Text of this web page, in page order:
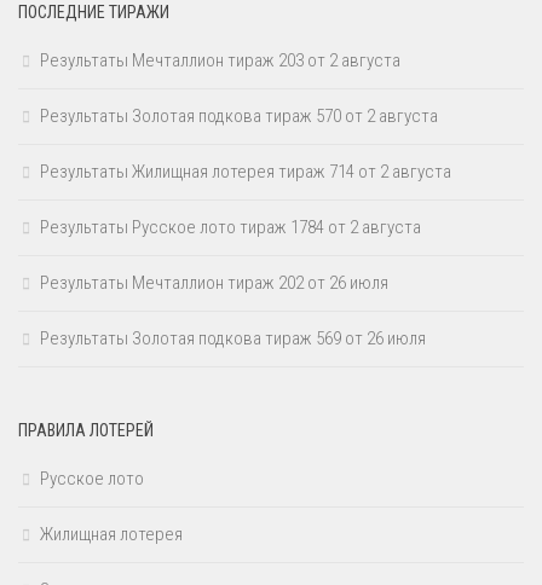
ПОСЛЕДНИЕ ТИРАЖИ
Результаты Мечталлион тираж 203 от 2 августа
Результаты Золотая подкова тираж 570 от 2 августа
Результаты Жилищная лотерея тираж 714 от 2 августа
Результаты Русское лото тираж 1784 от 2 августа
Результаты Мечталлион тираж 202 от 26 июля
Результаты Золотая подкова тираж 569 от 26 июля
ПРАВИЛА ЛОТЕРЕЙ
Русское лото
Жилищная лотерея